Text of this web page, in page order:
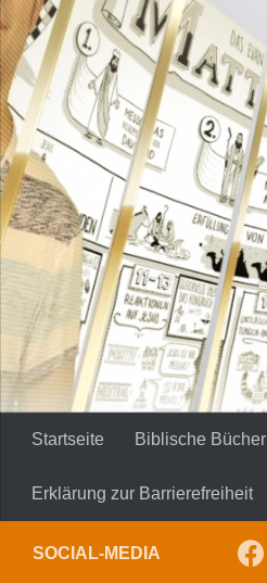
Zum Inhalt springen
Startseite Biblische Bücher
Erklärung zur Barrierefreiheit
SOCIAL-MEDIA